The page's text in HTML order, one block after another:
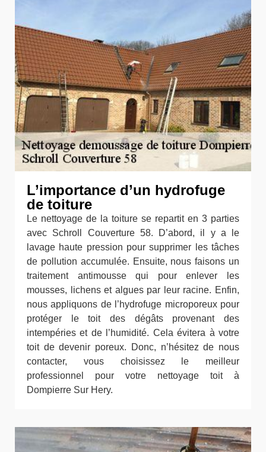
L’importance d’un hydrofuge
de toiture
Le nettoyage de la toiture se repartit en 3 parties
avec Schroll Couverture 58. D’abord, il y a le
lavage haute pression pour supprimer les tâches
de pollution accumulée. Ensuite, nous faisons un
traitement antimousse qui pour enlever les
mousses, lichens et algues par leur racine. Enfin,
nous appliquons de l’hydrofuge microporeux pour
protéger le toit des dégâts provenant des
intempéries et de l’humidité. Cela évitera à votre
toit de devenir poreux. Donc, n’hésitez de nous
contacter, vous choisissez le meilleur
professionnel pour votre nettoyage toit à
Dompierre Sur Hery.